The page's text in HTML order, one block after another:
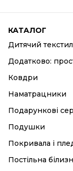
КАТАЛОГ
Дитячий
Додатково:
Ковдри
Наматрацники
Подарункові
Подушки
Покривала і
Постільна